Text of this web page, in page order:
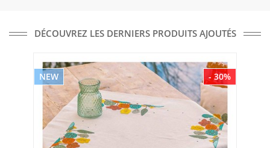
DÉCOUVREZ LES DERNIERS PRODUITS AJOUTÉS
- 30%
NEW